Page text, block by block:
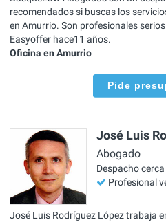
recomendados si buscas los
en Amurrio. Son profesionales
Easyoffer hace11 años.
Oficina en Amurrio
Pide
José Luis
Abogado
Despacho
Profesional
José Luis Rodríguez López trabaja